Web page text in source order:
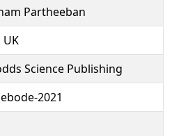
Partheeban
UK
Science Publishing
2021